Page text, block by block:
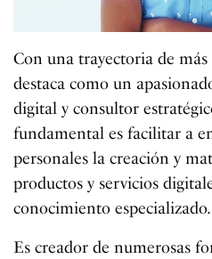
Con una trayectoria de más
destaca como un
digital y consultor
fundamental es facilitar a
personales la creación y
productos y servicios
conocimiento especializado.
Es creador de numerosas